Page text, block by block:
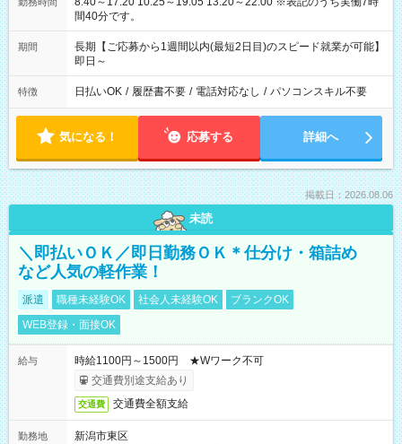
間40分です。
期間
長期【ご応募から1週間以内(最短2日目)のスピード就業が可能】
即日～
特徴 日払いOK / 履歴書不要 / 電話対応なし / パソコンスキル不要
気になる！ 応募する 詳細へ
掲載日：2026.08.06
未読
＼即払いＯＫ／即日勤務ＯＫ＊仕分け・箱詰め
など人気の軽作業！
派遣 職種未経験OK 社会人未経験OK
ブランクOK
WEB登録・面接OK
給与
時給1100円～1500円 ★Wワーク不可
交通費別途支給あり
交通費 交通費全額支給
勤務地
新潟市東区